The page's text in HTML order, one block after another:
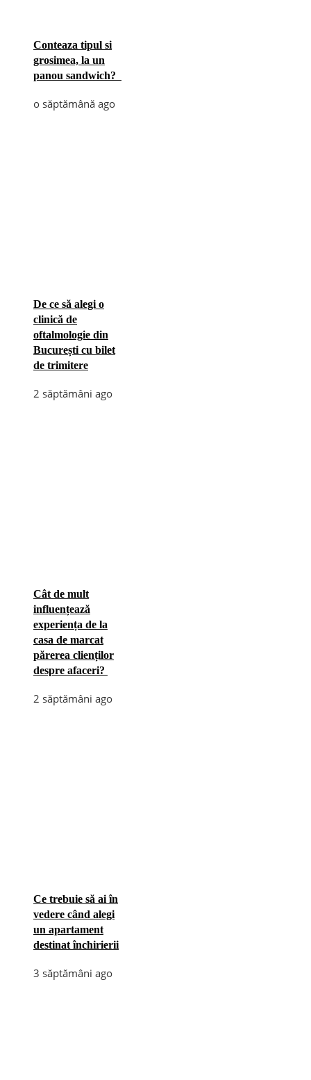
Conteaza tipul si
grosimea, la un
panou sandwich?
o săptămână ago
De ce să alegi o
clinică de
oftalmologie din
București cu bilet
de trimitere
2 săptămâni ago
Cât de mult
influențează
experiența de la
casa de marcat
părerea clienților
despre afaceri?
2 săptămâni ago
Ce trebuie să ai în
vedere când alegi
un apartament
destinat închirierii
3 săptămâni ago